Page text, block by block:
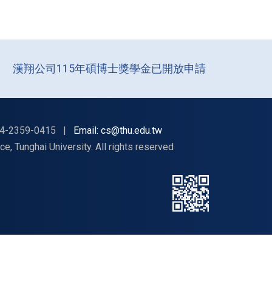
漢翔公司115年碩博士獎學金已開放申請
2359-0415 |
Email: cs@thu.edu.tw
Tunghai University. All rights reserved